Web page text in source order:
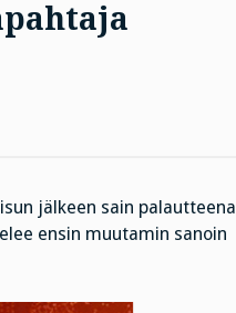
jälkeen sain palautteena
ensin muutamin sanoin